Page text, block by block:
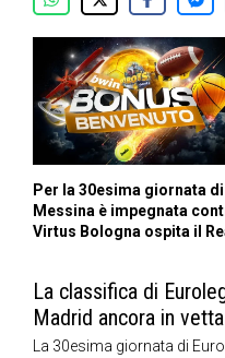
Per la 30esima giornata
Messina è impegnata
Virtus Bologna ospita il
La classifica di
Madrid ancora in vetta
La 30esima giornata di